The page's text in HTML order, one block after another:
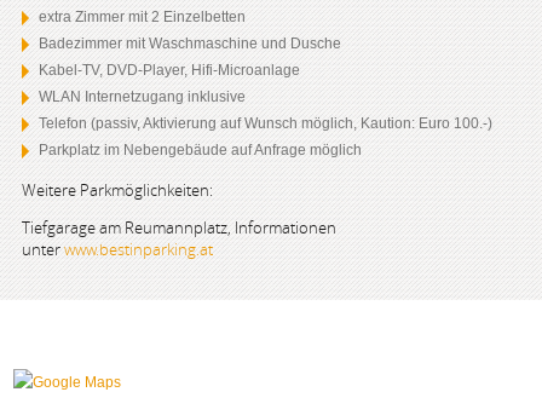
extra Zimmer mit 2 Einzelbetten
Badezimmer mit Waschmaschine und Dusche
Kabel-TV, DVD-Player, Hifi-Microanlage
WLAN Internetzugang inklusive
Telefon (passiv, Aktivierung auf Wunsch möglich, Kaution: Euro 100.-)
Parkplatz im Nebengebäude auf Anfrage möglich
Weitere Parkmöglichkeiten:
Tiefgarage am Reumannplatz, Informationen
unterwww.bestinparking.at